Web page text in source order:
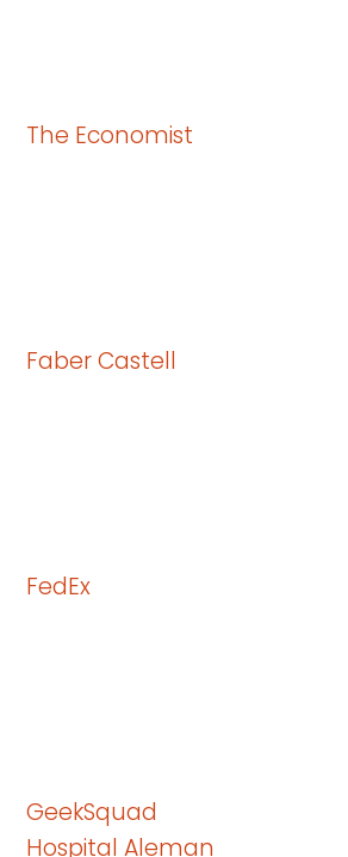
The Economist
Faber Castell
FedEx
GeekSquad
Hospital Aleman